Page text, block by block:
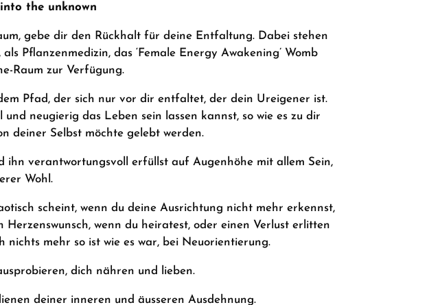
the unknown
gebe dir den Rückhalt für deine Entfaltung. Dabei stehen
Pflanzenmedizin, das ‘Female Energy Awakening’ Womb
Raum zur Verfügung.
Pfad, der sich nur vor dir entfaltet, der dein Ureigener ist.
neugierig das Leben sein lassen kannst, so wie es zu dir
deiner Selbst möchte gelebt werden.
ihn verantwortungsvoll erfüllst auf Augenhöhe mit allem Sein,
Wohl.
scheint, wenn du deine Ausrichtung nicht mehr erkennst,
wenn du heiratest, oder einen Verlust erlitten
nichts mehr so ist wie es war, bei Neuorientierung.
dich nähren und lieben.
deiner inneren und äusseren Ausdehnung.